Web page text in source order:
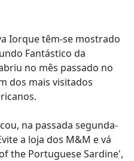
Iorque têm-se mostrado
Fantástico da
no mês passado no
dos mais visitados
na passada segunda-
a loja dos M&M e vá
the Portuguese Sardine',